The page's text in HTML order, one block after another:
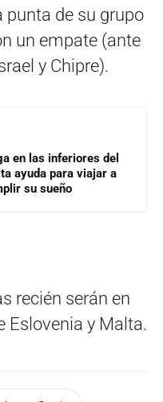
punta de su grupo
un empate (ante
y Chipre).
en las inferiores del
ayuda para viajar a
su sueño
recién serán en
Eslovenia y Malta.